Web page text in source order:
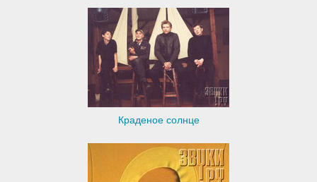
Краденое солнце